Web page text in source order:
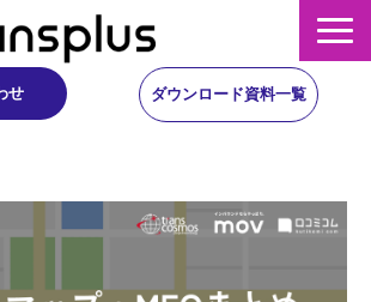
せ ダウンロード資料一覧
サービス